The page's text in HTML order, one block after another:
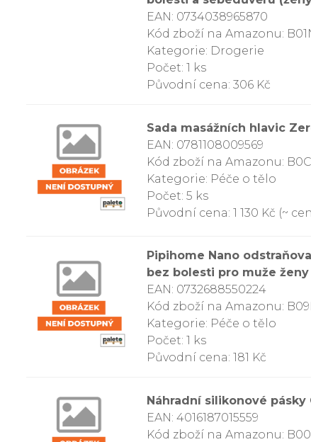
EAN: 0734038965870
Kód zboží na Amazonu:
Kategorie: Drogerie
Počet: 1 ks
Původní cena: 306 Kč
Sada masážních hlavic
EAN: 0781108009569
Kód zboží na Amazonu:
Kategorie: Péče o tělo
Počet: 5 ks
Původní cena: 1 130 Kč (~
Pipihome Nano
bez bolesti pro muže ženy
EAN: 0732688550224
Kód zboží na Amazonu:
Kategorie: Péče o tělo
Počet: 1 ks
Původní cena: 181 Kč
Náhradní silikonové pásky
EAN: 4016187015559
Kód zboží na Amazonu: